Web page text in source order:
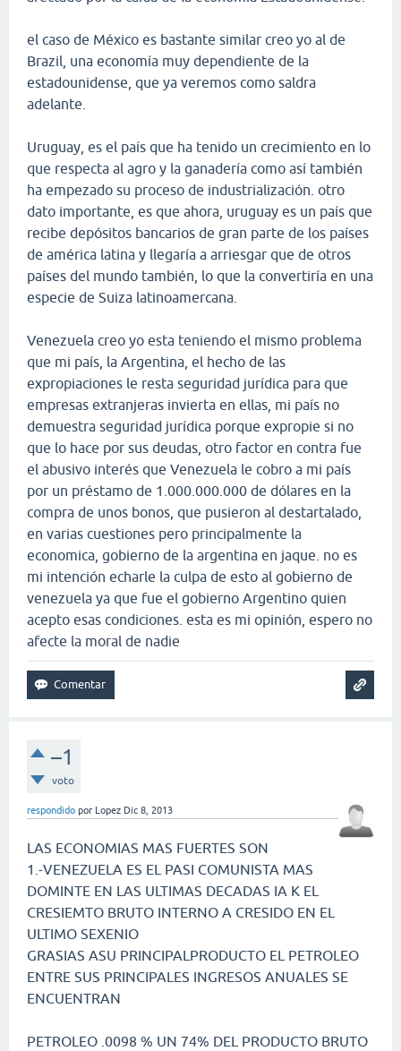
el caso de México es bastante similar creo yo al de
Brazil, una economía muy dependiente de la
estadounidense, que ya veremos como saldra
adelante.
Uruguay, es el país que ha tenido un crecimiento en lo
que respecta al agro y la ganadería como así también
ha empezado su proceso de industrialización. otro
dato importante, es que ahora, uruguay es un país que
recibe depósitos bancarios de gran parte de los países
de américa latina y llegaría a arriesgar que de otros
países del mundo también, lo que la convertiría en una
especie de Suiza latinoamercana.
Venezuela creo yo esta teniendo el mismo problema
que mi país, la Argentina, el hecho de las
expropiaciones le resta seguridad jurídica para que
empresas extranjeras invierta en ellas, mi país no
demuestra seguridad jurídica porque expropie si no
que lo hace por sus deudas, otro factor en contra fue
el abusivo interés que Venezuela le cobro a mi país
por un préstamo de 1.000.000.000 de dólares en la
compra de unos bonos, que pusieron al destartalado,
en varias cuestiones pero principalmente la
economica, gobierno de la argentina en jaque. no es
mi intención echarle la culpa de esto al gobierno de
venezuela ya que fue el gobierno Argentino quien
acepto esas condiciones. esta es mi opinión, espero no
afecte la moral de nadie
–1
voto
respondido por Lopez Dic 8, 2013
LAS ECONOMIAS MAS FUERTES SON
1.-VENEZUELA ES EL PASI COMUNISTA MAS
DOMINTE EN LAS ULTIMAS DECADAS IA K EL
CRESIEMTO BRUTO INTERNO A CRESIDO EN EL
ULTIMO SEXENIO
GRASIAS ASU PRINCIPALPRODUCTO EL PETROLEO
ENTRE SUS PRINCIPALES INGRESOS ANUALES SE
ENCUENTRAN
PETROLEO .0098 % UN 74% DEL PRODUCTO BRUTO